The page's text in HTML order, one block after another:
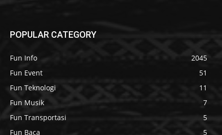
POPULAR CATEGORY
Fun Info
2045
Fun Event
51
Fun Teknologi
11
Fun Musik
7
Fun Transportasi
5
Fun Baca
5